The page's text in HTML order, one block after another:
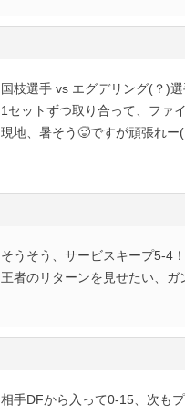
国枝選手 vs エグデリング(？)
1セットずつ取り合って、ファ
現地、暑そう🥵ですが頑張れー
そうそう、サービスキープ5-4！
王者のリターンを見せたい、ガ
相手DFから入って0-15、次も